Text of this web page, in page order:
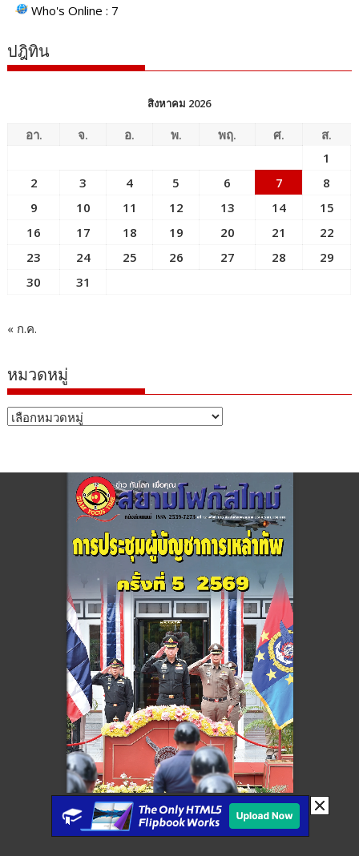
Who's Online : 7
ปฎิทิน
สิงหาคม 2026
อา. จ. อ. พ. พฤ. ศ.
ส.
1
2
3 4 5 6 7
8
9
10 11 12 13 14
15
16
17 18 19 20 21
22
23
24 25 26 27 28
29
30
31
« ก.ค.
หมวดหมู่
หมวด